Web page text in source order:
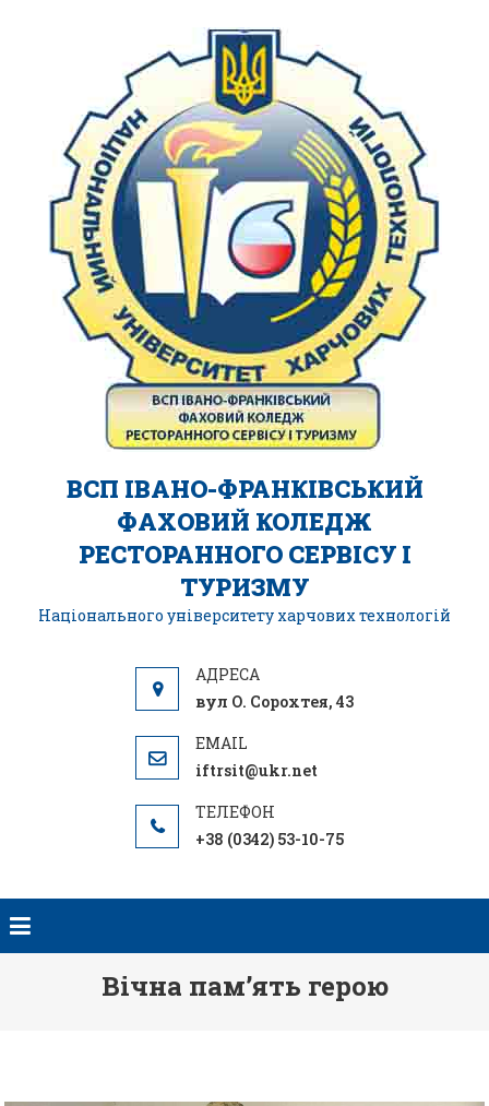
ВСП ІВАНО-ФРАНКІВСЬКИЙ
ФАХОВИЙ КОЛЕДЖ
РЕСТОРАННОГО СЕРВІСУ І
ТУРИЗМУ
Національного університету харчових технологій
вул О. Сорохтея, 43
iftrsit@ukr.net
+38 (0342) 53-10-75
Вічна пам’ять герою